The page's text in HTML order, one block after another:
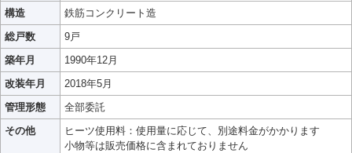
構造
鉄筋コンクリート造
総戸数
9戸
築年月
1990年12月
改装年月
2018年5月
管理形態
全部委託
その他
ヒーツ使用料：使用量に応じて、別途料金がかかります
小物等は販売価格に含まれておりません